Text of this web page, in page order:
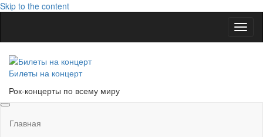
Skip to the content
Билеты на концерт
Рок-концерты по всему миру
Главная